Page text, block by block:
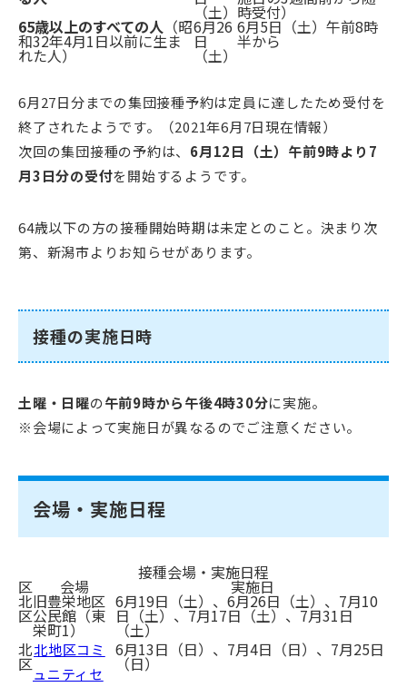
（土） 時受付）
65歳以上のすべての人 （昭
和32年4月1日以前に生ま
れた人）
6月26
日
（土）
6月5日（土）午前8時
半から
6月27日分までの集団接種予約は定員に達したため受付を
終了されたようです。（2021年6月7日現在情報）
次回の集団接種の予約は、 6月12日（土）午前9時より7
月3日分の受付を開始するようです。
64歳以下の方の接種開始時期は未定とのこと。決まり次
第、新潟市よりお知らせがあります。
接種の実施日時
土曜・日曜の午前9時から午後4時30分に実施。
※会場によって実施日が異なるのでご注意ください。
会場・実施日程
接種会場・実施日程
区 会場 実施日
北
区
旧豊栄地区
公民館（東
栄町1）
6月19日（土）、6月26日（土）、7月10
日（土）、7月17日（土）、7月31日
（土）
北
区
北地区コミ
ュニティセ
6月13日（日）、7月4日（日）、7月25日
（日）